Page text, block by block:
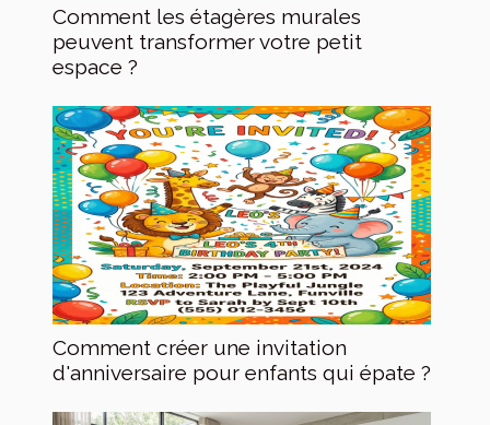
Comment les étagères murales
peuvent transformer votre petit
espace ?
Comment créer une invitation
d'anniversaire pour enfants qui épate ?